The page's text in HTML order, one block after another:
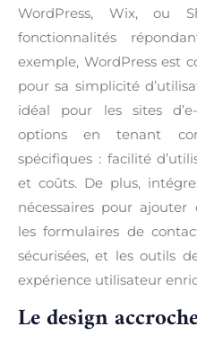
WordPress, Wix, ou
fonctionnalités
exemple, WordPress est
pour sa simplicité
idéal pour les sites
options en tenant
spécifiques : facilité
et coûts. De plus,
nécessaires pour
les formulaires de
sécurisées, et les outils
expérience utilisateur
Le design